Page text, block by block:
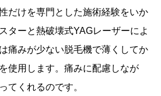
だけを専門とした施術経験をいか
ターと熱破壊式YAGレーザーによ
痛みが少ない脱毛機で薄くしてか
使用します。痛みに配慮しなが
てくれるのです。